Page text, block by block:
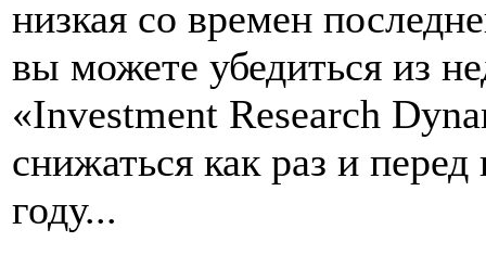
низкая со времен
вы можете убедиться из
«Investment Research
снижаться как раз и
году...